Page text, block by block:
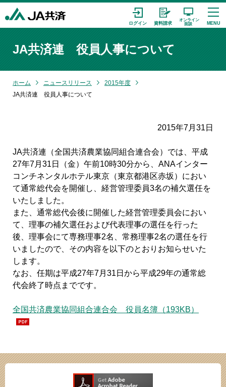
JA共済連 役員人事について
ホーム ニュースリリース
2015年度
JA共済連 役員人事について
2015年7月31日
JA共済連（全国共済農業協同組合連合会）では、平成
27年7月31日（金）午前10時30分から、ANAインター
コンチネンタルホテル東京（東京都港区赤坂）におい
て通常総代会を開催し、経営管理委員3名の補欠選任を
いたしました。
また、通常総代会後に開催した経営管理委員会におい
て、理事の補欠選任および代表理事の選任を行った
後、理事会にて専務理事2名、常務理事2名の選任を行
いましたので、その内容を以下のとおりお知らせいた
します。
なお、任期は平成27年7月31日から平成29年の通常総
代会終了時点までです。
全国共済農業協同組合連合会 役員名簿（193KB）